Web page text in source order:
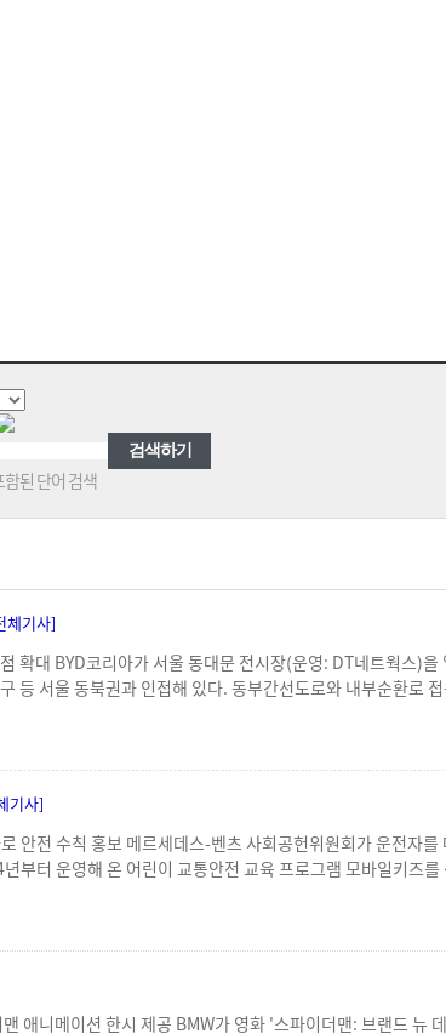
함된 단어 검색
체기사]
확대 BYD코리아가 서울 동대문 전시장(운영: DT네트웍스)
등 서울 동북권과 인접해 있다. 동부간선도로와 내부순환로
기사]
안전 수칙 홍보 메르세데스-벤츠 사회공헌위원회가 운전자
부터 운영해 온 어린이 교통안전 교육 프로그램 모바일키즈
애니메이션 한시 제공 BMW가 영화 '스파이더맨: 브랜드 뉴